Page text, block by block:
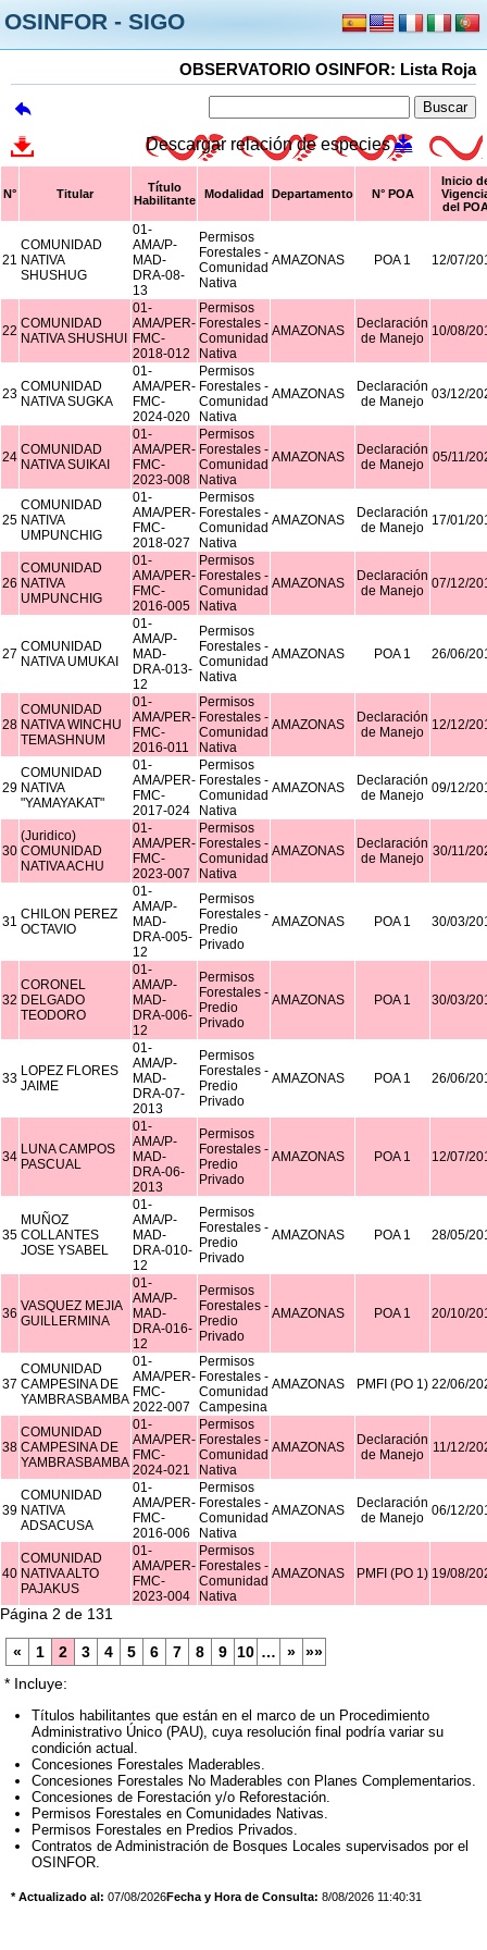
OSINFOR - SIGO
OBSERVATORIO OSINFOR: Lista Roja
Descargar relación de especies
N° Titular
Título
Habilitante
Modalidad Departamento N° POA
Inicio
del
21
COMUNIDAD
NATIVA
SHUSHUG
01-
AMA/P-
MAD-
DRA-08-
13
Permisos
Forestales -
Comunidad
Nativa
AMAZONAS POA 1 12/07/
22 COMUNIDAD
NATIVA SHUSHUI
01-
AMA/PER-
FMC-
2018-012
Permisos
Forestales -
Comunidad
Nativa
AMAZONAS
Declaración
de Manejo 10/08/
23 COMUNIDAD
NATIVA SUGKA
01-
AMA/PER-
FMC-
2024-020
Permisos
Forestales -
Comunidad
Nativa
AMAZONAS
Declaración
de Manejo 03/12/
24 COMUNIDAD
NATIVA SUIKAI
01-
AMA/PER-
FMC-
2023-008
Permisos
Forestales -
Comunidad
Nativa
AMAZONAS
Declaración
de Manejo 05/11/
25
COMUNIDAD
NATIVA
UMPUNCHIG
01-
AMA/PER-
FMC-
2018-027
Permisos
Forestales -
Comunidad
Nativa
AMAZONAS
Declaración
de Manejo 17/01/
26
COMUNIDAD
NATIVA
UMPUNCHIG
01-
AMA/PER-
FMC-
2016-005
Permisos
Forestales -
Comunidad
Nativa
AMAZONAS
Declaración
de Manejo 07/12/
27 COMUNIDAD
NATIVA UMUKAI
01-
AMA/P-
MAD-
DRA-013-
12
Permisos
Forestales -
Comunidad
Nativa
AMAZONAS POA 1 26/06/
28
COMUNIDAD
NATIVA WINCHU
TEMASHNUM
01-
AMA/PER-
FMC-
2016-011
Permisos
Forestales -
Comunidad
Nativa
AMAZONAS
Declaración
de Manejo 12/12/
29
COMUNIDAD
NATIVA
"YAMAYAKAT"
01-
AMA/PER-
FMC-
2017-024
Permisos
Forestales -
Comunidad
Nativa
AMAZONAS
Declaración
de Manejo 09/12/
30
(Juridico)
COMUNIDAD
NATIVA ACHU
01-
AMA/PER-
FMC-
2023-007
Permisos
Forestales -
Comunidad
Nativa
AMAZONAS
Declaración
de Manejo 30/11/
31 CHILON PEREZ
OCTAVIO
01-
AMA/P-
MAD-
DRA-005-
12
Permisos
Forestales -
Predio
Privado
AMAZONAS POA 1 30/03/
32
CORONEL
DELGADO
TEODORO
01-
AMA/P-
MAD-
DRA-006-
12
Permisos
Forestales -
Predio
Privado
AMAZONAS POA 1 30/03/
33 LOPEZ FLORES
JAIME
01-
AMA/P-
MAD-
DRA-07-
2013
Permisos
Forestales -
Predio
Privado
AMAZONAS POA 1 26/06/
34 LUNA CAMPOS
PASCUAL
01-
AMA/P-
MAD-
DRA-06-
2013
Permisos
Forestales -
Predio
Privado
AMAZONAS POA 1 12/07/
35
MUÑOZ
COLLANTES
JOSE YSABEL
01-
AMA/P-
MAD-
DRA-010-
12
Permisos
Forestales -
Predio
Privado
AMAZONAS POA 1 28/05/
36 VASQUEZ MEJIA
GUILLERMINA
01-
AMA/P-
MAD-
DRA-016-
12
Permisos
Forestales -
Predio
Privado
AMAZONAS POA 1 20/10/
37
COMUNIDAD
CAMPESINA DE
YAMBRASBAMBA
01-
AMA/PER-
FMC-
2022-007
Permisos
Forestales -
Comunidad
Campesina
AMAZONAS PMFI (PO 1) 22/06/
38
COMUNIDAD
CAMPESINA DE
YAMBRASBAMBA
01-
AMA/PER-
FMC-
2024-021
Permisos
Forestales -
Comunidad
Nativa
AMAZONAS
Declaración
de Manejo
11/12/
39
COMUNIDAD
NATIVA
ADSACUSA
01-
AMA/PER-
FMC-
2016-006
Permisos
Forestales -
Comunidad
Nativa
AMAZONAS
Declaración
de Manejo 06/12/
40
COMUNIDAD
NATIVA ALTO
PAJAKUS
01-
AMA/PER-
FMC-
2023-004
Permisos
Forestales -
Comunidad
Nativa
AMAZONAS PMFI (PO 1) 19/08/
Página 2 de 131
« 1 2 3 4 5 6 7 8 9 10 … » »»
* Incluye:
Títulos habilitantes que están en el marco de un Procedimiento
Administrativo Único (PAU), cuya resolución final podría variar su
condición actual.
Concesiones Forestales Maderables.
Concesiones Forestales No Maderables con Planes Complementarios.
Concesiones de Forestación y/o Reforestación.
Permisos Forestales en Comunidades Nativas.
Permisos Forestales en Predios Privados.
Contratos de Administración de Bosques Locales supervisados por el
OSINFOR.
* Actualizado al: 07/08/2026Fecha y Hora de Consulta: 8/08/2026 11:40:31